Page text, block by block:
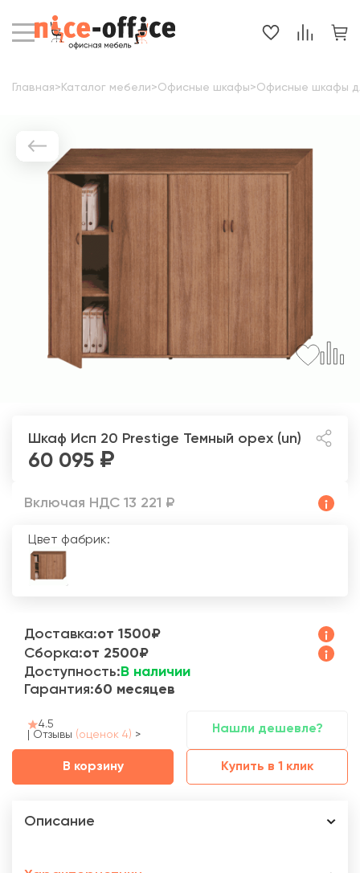
Главная> Каталог мебели>Офисные шкафы>Офисные шкафы
Шкаф Исп 20 Prestige Темный орех (un)
60 095
Включая НДС 13 221 ₽
Цвет фабрик:
Доставка:от 1500₽
Сборка:от 2500₽
Доступность: В наличии
Гарантия:60 месяцев
4.5
Отзывы (оценок 4) > Нашли дешевле?
В корзину Купить в 1 клик
Описание